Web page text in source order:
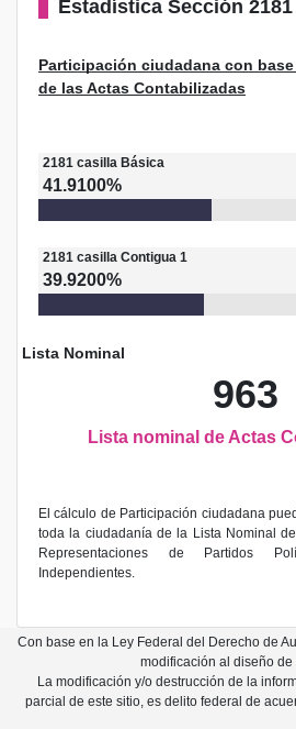
Estadística Sección 2181
Participación ciudadana con
de las Actas Contabilizadas
2181 casilla Básica
41.9100%
2181 casilla Contigua 1
39.9200%
Lista Nominal
963
Lista nominal de Actas
El cálculo de Participación ciudadana
toda la ciudadanía de la Lista Nominal
Representaciones de Partidos
Independientes.
Con base en la Ley Federal del Derecho de
modificación al diseño de
La modificación y/o destrucción de la
parcial de este sitio, es delito federal de